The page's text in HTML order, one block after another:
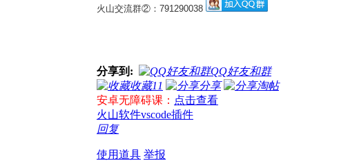
火山交流群②：791290038
分享到:
QQ好友和群
收藏11 分享
淘帖
安卓无障碍课： 点击查看
火山软件vscode插件
回复
使用道具 举报